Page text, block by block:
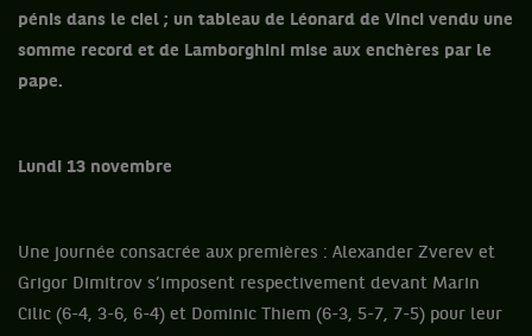
pénis dans le ciel ; un tableau de Léonard de Vinci vendu une
somme record et de Lamborghini mise aux enchères par le
pape.
Lundi 13 novembre
Une journée consacrée aux premières : Alexander Zverev et
Grigor Dimitrov s’imposent respectivement devant Marin
Cilic (6-4, 3-6, 6-4) et Dominic Thiem (6-3, 5-7, 7-5) pour leur